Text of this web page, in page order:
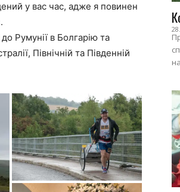
у вас час, адже я повинен
Румунії в Болгарію та
Північній та Південній